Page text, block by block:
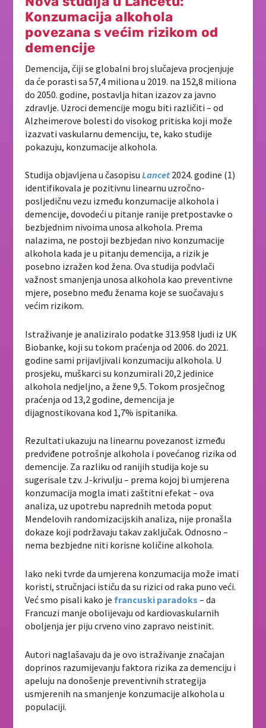
Konzumacija alkohola
povezana s većim rizikom od
demencije
Demencija, čiji se globalni broj slučajeva procjenjuje
da će porasti sa 57,4 miliona u 2019. na 152,8 miliona
do 2050. godine, postavlja hitan izazov za javno
zdravlje. Uzroci demencije mogu biti različiti – od
Alzheimerove bolesti do visokog pritiska koji može
izazvati vaskularnu demenciju, te, kako studije
pokazuju, konzumacije alkohola.
Studija objavljena u časopisuLancet 2024. godine (1)
identifikovala je pozitivnu linearnu uzročno-
posljedičnu vezu između konzumacije alkohola i
demencije, dovodeći u pitanje ranije pretpostavke o
bezbjednim nivoima unosa alkohola. Prema
nalazima, ne postoji bezbjedan nivo konzumacije
alkohola kada je u pitanju demencija, a rizik je
posebno izražen kod žena. Ova studija podvlači
važnost smanjenja unosa alkohola kao preventivne
mjere, posebno među ženama koje se suočavaju s
većim rizikom.
Istraživanje je analiziralo podatke 313.958 ljudi iz UK
Biobanke, koji su tokom praćenja od 2006. do 2021.
godine sami prijavljivali konzumaciju alkohola. U
prosjeku, muškarci su konzumirali 20,2 jedinice
alkohola nedjeljno, a žene 9,5. Tokom prosječnog
praćenja od 13,2 godine, demencija je
dijagnostikovana kod 1,7% ispitanika.
Rezultati ukazuju na linearnu povezanost između
predviđene potrošnje alkohola i povećanog rizika od
demencije. Za razliku od ranijih studija koje su
sugerisale tzv. J-krivulju – prema kojoj bi umjerena
konzumacija mogla imati zaštitni efekat – ova
analiza, uz upotrebu naprednih metoda poput
Mendelovih randomizacijskih analiza, nije pronašla
dokaze koji podržavaju takav zaključak. Odnosno –
nema bezbjedne niti korisne količine alkohola.
Iako neki tvrde da umjerena konzumacija može imati
koristi, stručnjaci ističu da su rizici od raka puno veći.
Već smo pisali kako je francuski paradoks – da
Francuzi manje obolijevaju od kardiovaskularnih
oboljenja jer piju crveno vino zapravo neistinit.
Autori naglašavaju da je ovo istraživanje značajan
doprinos razumijevanju faktora rizika za demenciju i
apeluju na donošenje preventivnih strategija
usmjerenih na smanjenje konzumacije alkohola u
populaciji.